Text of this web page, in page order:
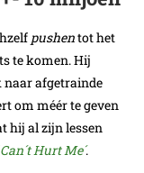
pushentot het
te komen. Hij
afgetrainde
om méér te geven
hij al zijn lessen
Can´t Hurt Me´.